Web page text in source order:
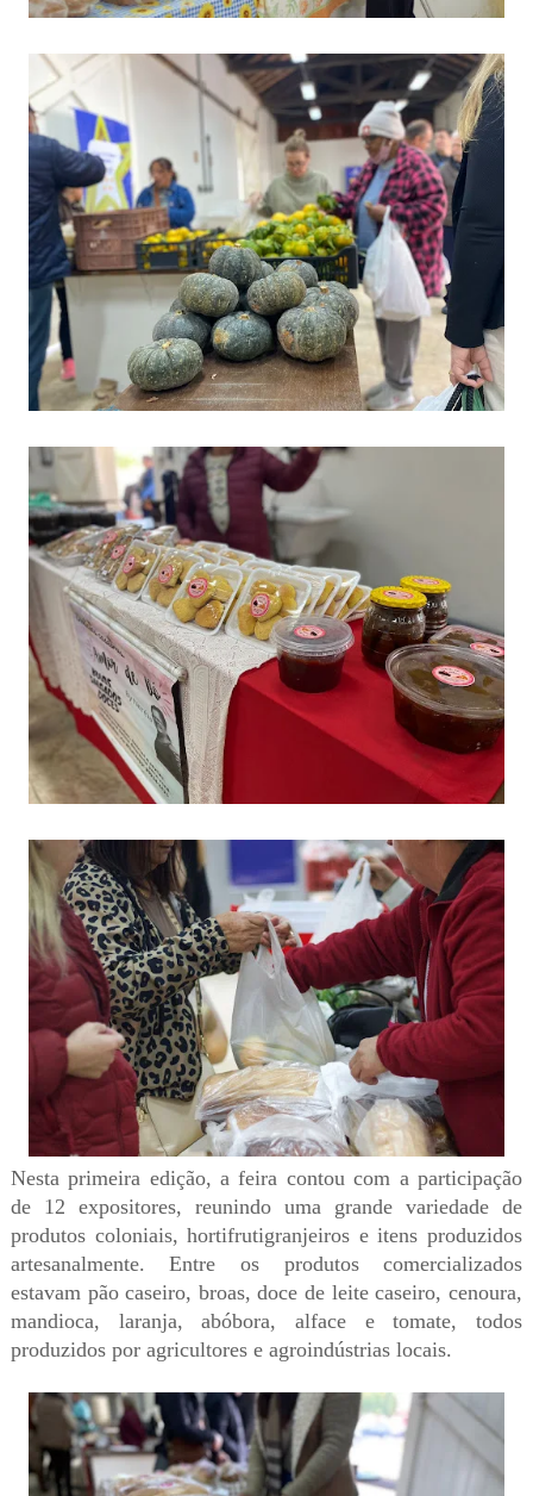
Nesta primeira edição, a feira contou com a participação
de 12 expositores, reunindo uma grande variedade de
produtos coloniais, hortifrutigranjeiros e itens produzidos
artesanalmente. Entre os produtos comercializados
estavam pão caseiro, broas, doce de leite caseiro, cenoura,
mandioca, laranja, abóbora, alface e tomate, todos
produzidos por agricultores e agroindústrias locais.